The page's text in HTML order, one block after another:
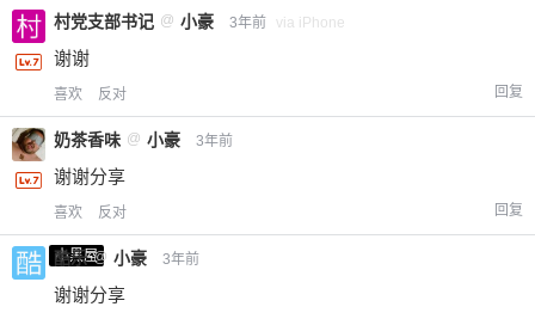
立刻支付
村党支部书记 @ 小豪 3年前 via iPhone
谢谢
喜欢 反对 回复
奶茶香味 @ 小豪 3年前
谢谢分享
喜欢 反对 回复
小黑屋
酷乐 @ 小豪 3年前
谢谢分享
忘记密码？ 找回